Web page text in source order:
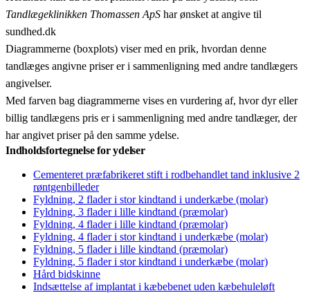
−
Tandlægeklinikken Thomassen ApS har ønsket at angive til
sundhed.dk
Diagrammerne (boxplots) viser med en prik, hvordan denne
tandlæges angivne priser er i sammenligning med andre tandlægers
angivelser.
Med farven bag diagrammerne vises en vurdering af, hvor dyr eller
billig tandlægens pris er i sammenligning med andre tandlæger, der
har angivet priser på den samme ydelse.
Indholdsfortegnelse for ydelser
Cementeret præfabrikeret stift i rodbehandlet tand inklusive 2
røntgenbilleder
Fyldning, 2 flader i stor kindtand i underkæbe (molar)
Fyldning, 3 flader i lille kindtand (præmolar)
Fyldning, 4 flader i lille kindtand (præmolar)
Fyldning, 4 flader i stor kindtand i underkæbe (molar)
Fyldning, 5 flader i lille kindtand (præmolar)
Fyldning, 5 flader i stor kindtand i underkæbe (molar)
Hård bidskinne
Indsættelse af implantat i kæbebenet uden kæbehuleløft